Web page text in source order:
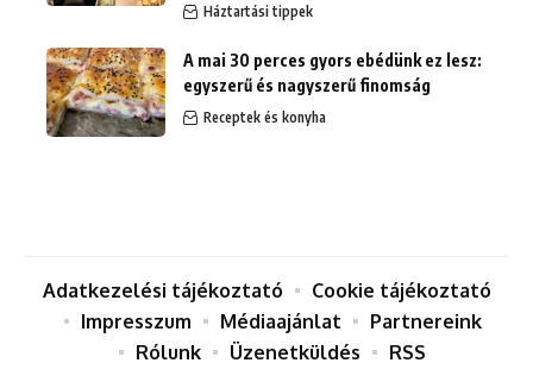
Háztartási tippek
A mai 30 perces gyors ebédünk ez lesz:
egyszerű és nagyszerű finomság
Receptek és konyha
Adatkezelési tájékoztató
Cookie tájékoztató
Impresszum
Médiaajánlat
Partnereink
Rólunk
Üzenetküldés RSS